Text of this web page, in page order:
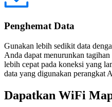
Penghemat Data
Gunakan lebih sedikit data
Anda dapat menurunkan
lebih cepat pada koneksi yang
data yang digunakan perangkat
Dapatkan WiFi